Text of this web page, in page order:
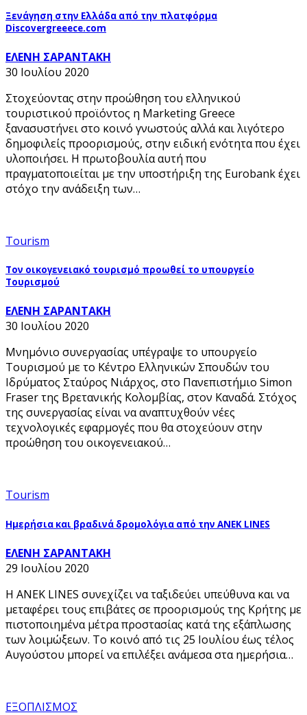
Ξενάγηση στην Ελλάδα από την πλατφόρμα
Discovergreeece.com
ΕΛΕΝΗ ΣΑΡΑΝΤΑΚΗ
30 Ιουλίου 2020
Στοχεύοντας στην προώθηση του ελληνικού
τουριστικού προϊόντος η Marketing Greece
ξανασυστήνει στο κοινό γνωστούς αλλά και λιγότερο
δημοφιλείς προορισμούς, στην ειδική ενότητα που έχει
υλοποιήσει. Η πρωτοβουλία αυτή που
πραγματοποιείται με την υποστήριξη της Eurobank έχει
στόχο την ανάδειξη των…
Tourism
Τον οικογενειακό τουρισμό προωθεί το υπουργείο
Τουρισμού
ΕΛΕΝΗ ΣΑΡΑΝΤΑΚΗ
30 Ιουλίου 2020
Μνημόνιο συνεργασίας υπέγραψε το υπουργείο
Τουρισμού με το Κέντρο Ελληνικών Σπουδών του
Ιδρύματος Σταύρος Νιάρχος, στο Πανεπιστήμιο Simon
Fraser της Βρετανικής Κολομβίας, στον Καναδά. Στόχος
της συνεργασίας είναι να αναπτυχθούν νέες
τεχνολογικές εφαρμογές που θα στοχεύουν στην
προώθηση του οικογενειακού…
Tourism
Ημερήσια και βραδινά δρομολόγια από την ΑΝΕΚ LINES
ΕΛΕΝΗ ΣΑΡΑΝΤΑΚΗ
29 Ιουλίου 2020
H ΑΝΕΚ LINES συνεχίζει να ταξιδεύει υπεύθυνα και να
μεταφέρει τους επιβάτες σε προορισμούς της Κρήτης με
πιστοποιημένα μέτρα προστασίας κατά της εξάπλωσης
των λοιμώξεων. Το κοινό από τις 25 Ιουλίου έως τέλος
Αυγούστου μπορεί να επιλέξει ανάμεσα στα ημερήσια…
ΕΞΟΠΛΙΣΜΟΣ